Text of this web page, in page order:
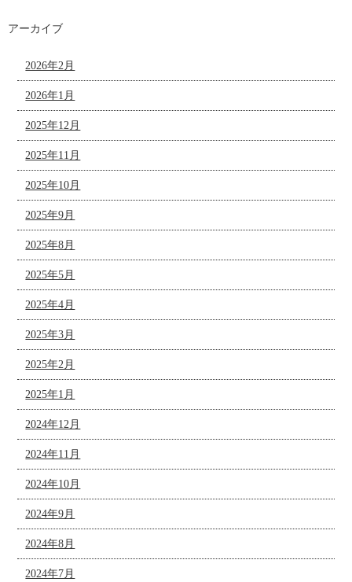
アーカイブ
2026年2月
2026年1月
2025年12月
2025年11月
2025年10月
2025年9月
2025年8月
2025年5月
2025年4月
2025年3月
2025年2月
2025年1月
2024年12月
2024年11月
2024年10月
2024年9月
2024年8月
2024年7月